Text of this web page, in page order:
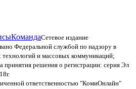
КомандаСетевое издание
Федеральной службой по надзору в
и массовых коммуникаций;
принятия решения о регистрации: серия Эл
ответственностью "КомиОнлайн"